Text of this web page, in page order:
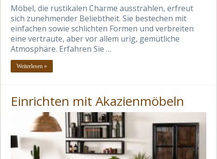
Möbel, die rustikalen Charme ausstrahlen, erfreut
sich zunehmender Beliebtheit. Sie bestechen mit
einfachen sowie schlichten Formen und verbreiten
eine vertraute, aber vor allem urig, gemütliche
Atmosphäre. Erfahren Sie …
Weiterlesen »
Einrichten mit Akazienmöbeln